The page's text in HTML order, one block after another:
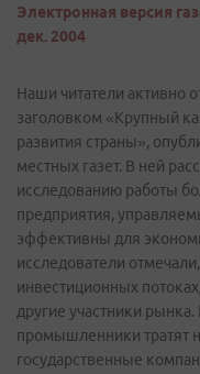
Электронная версия
дек. 2004
Наши читатели активно
заголовком «Крупный
развития страны»,
местных газет. В ней
исследованию работы
предприятия,
эффективны для
исследователи
инвестиционных
другие участники
промышленники тратят
государственные